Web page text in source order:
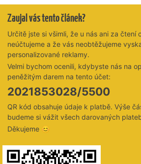
Zaujal vás tento článek?
Určitě jste si všimli, že u nás ani za čtení
neúčtujeme a že vás neobtěžujeme
personalizované reklamy.
Velmi bychom ocenili, kdybyste nás na
peněžitým darem na tento účet:
2021853028/5500
QR kód obsahuje údaje k platbě. Výše
budeme si vážit všech darovaných
Děkujeme 😊